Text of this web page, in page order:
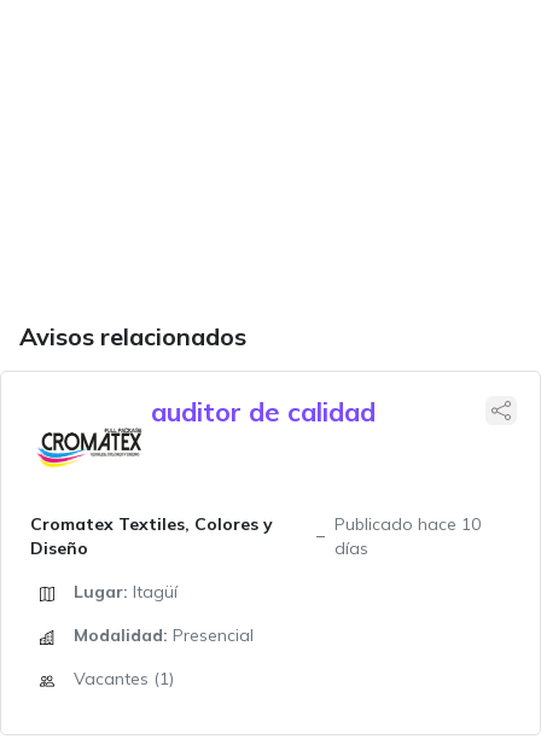
Avisos relacionados
auditor de calidad
Cromatex Textiles, Colores y
Diseño
Publicado hace 10
días
Lugar: Itagüí
Modalidad: Presencial
Vacantes (1)